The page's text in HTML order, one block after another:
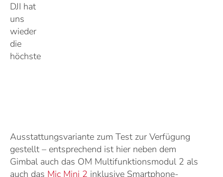
DJI hat
uns
wieder
die
höchste
Ausstattungsvariante zum Test zur Verfügung
gestellt – entsprechend ist hier neben dem
Gimbal auch das OM Multifunktionsmodul 2 als
auch das Mic Mini 2 inklusive Smartphone-